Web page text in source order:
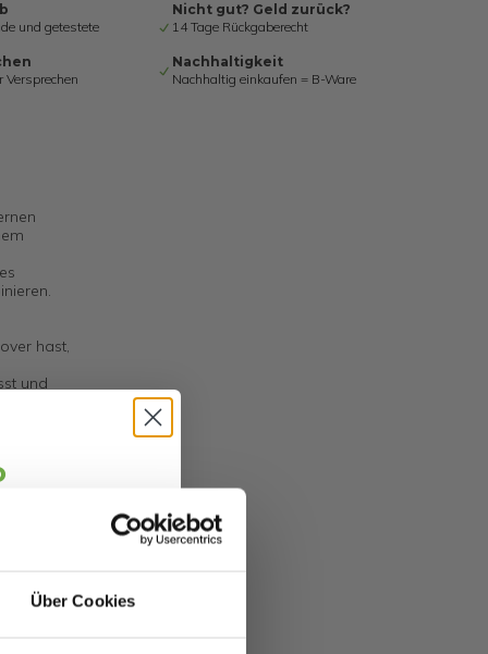
Über Cookies
und getestete
Nicht gut? Geld zurück?
14 Tage Rückgaberecht
Nachhaltigkeit
Nachhaltig einkaufen = B-Ware
hast,
und
👋
70%.